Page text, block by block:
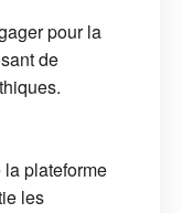
pour la
de
plateforme
les